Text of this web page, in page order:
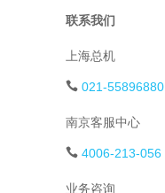
联系我们
上海总机
021-55896880
南京客服中心
4006-213-056
业务咨询